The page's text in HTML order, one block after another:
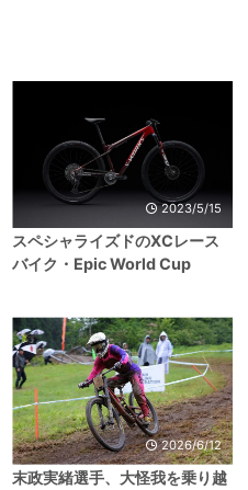
2023/5/15
スペシャライズドのXCレース
バイク・Epic World Cup
2026/6/12
末政実緒選手、大怪我を乗り越